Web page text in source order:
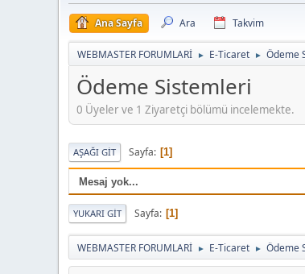
Ana Sayfa Ara Takvim
WEBMASTER FORUMLARİ ► E-Ticaret ► Ödeme
Ödeme Sistemleri
0 Üyeler ve 1 Ziyaretçi bölümü incelemekte.
AŞAĞI GIT Sayfa 1
Mesaj yok...
YUKARI GIT Sayfa 1
WEBMASTER FORUMLARİ ► E-Ticaret ► Ödeme